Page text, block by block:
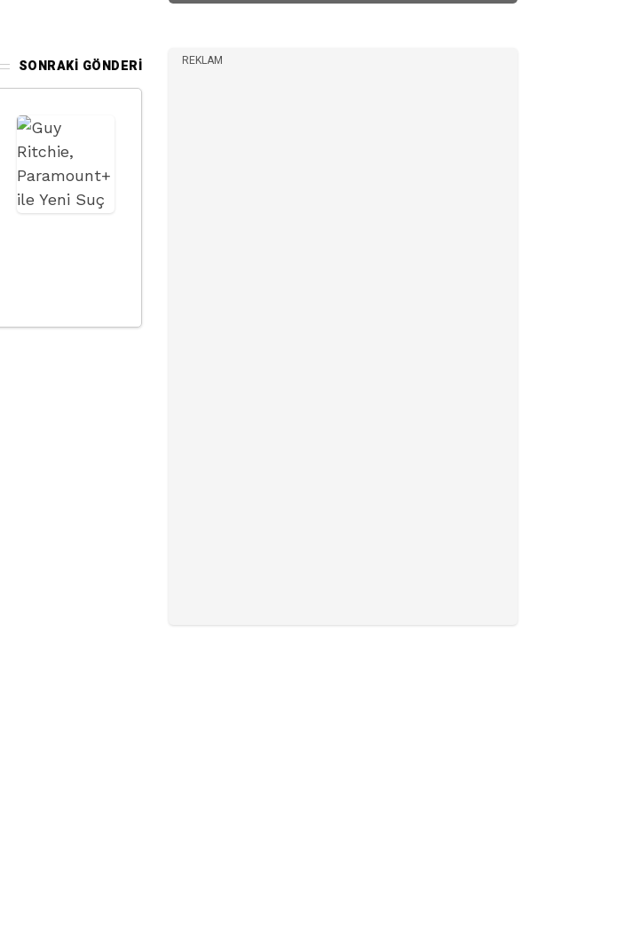
SONRAKI GÖNDERI REKLAM